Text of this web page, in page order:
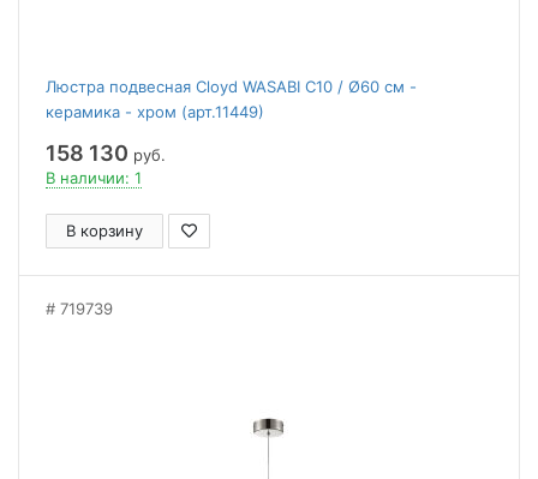
Люстра подвесная Cloyd WASABI C10 / Ø60 см -
керамика - хром (арт.11449)
158 130 руб.
В наличии: 1
В корзину
719739